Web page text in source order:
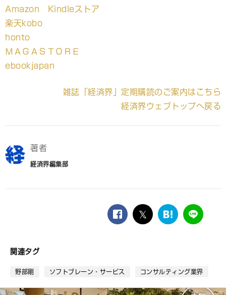
Amazon Kindleストア
楽天kobo
honto
ＭＡＧＡＳＴＯＲＥ
ebookjapan
雑誌「経済界」定期購読のご案内はこちら
経済界ウェブトップへ戻る
著者
経済界編集部
facebook
twitter
は
ク
ー
LINE
関連タグ
野部剛 ソフトブレーン・サービス コンサルティング業界